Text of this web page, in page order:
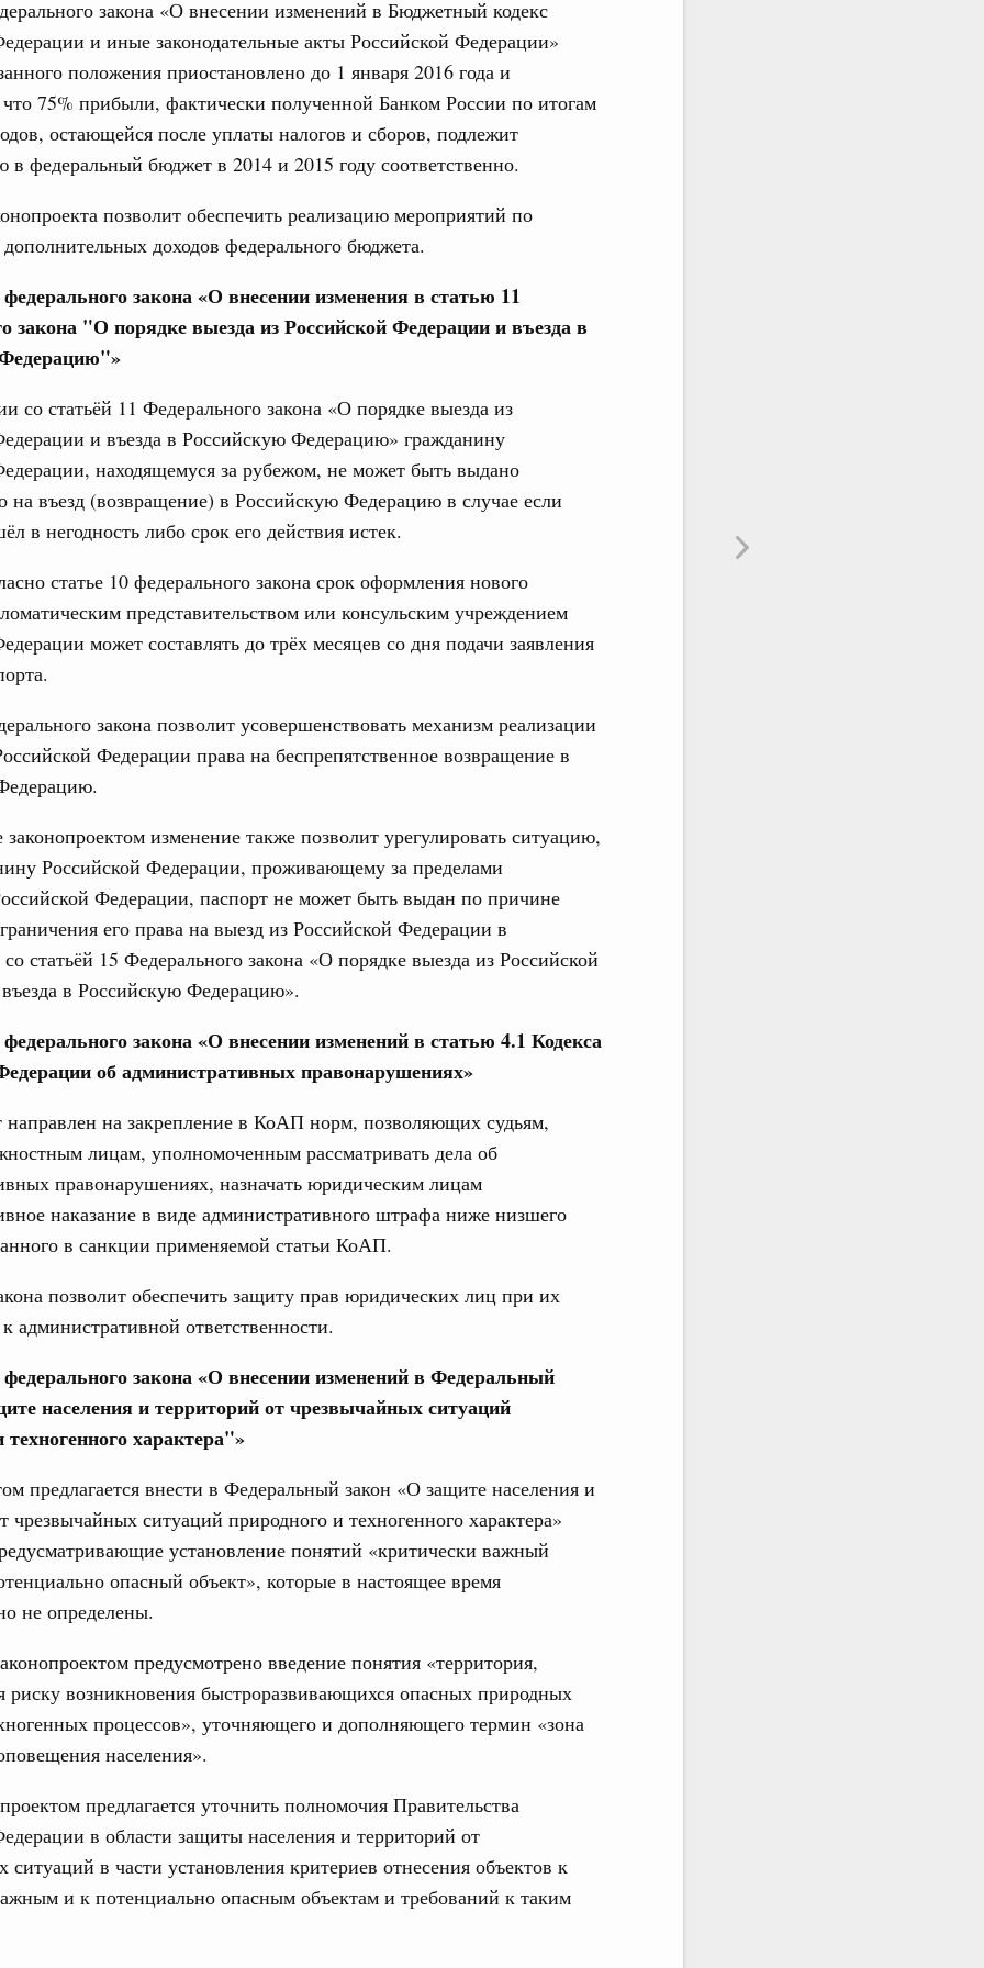
закона «О внесении изменений в Бюджетный кодекс
и иные законодательные акты Российской Федерации»
положения приостановлено до 1 января 2016 года и
что 75% прибыли, фактически полученной Банком России по итогам
остающейся после уплаты налогов и сборов, подлежит
в федеральный бюджет в 2014 и 2015 году соответственно.
позволит обеспечить реализацию мероприятий по
доходов федерального бюджета.
закона «О внесении изменения в статью 11
закона "О порядке выезда из Российской Федерации и въезда в
со статьёй 11 Федерального закона «О порядке выезда из
и въезда в Российскую Федерацию» гражданину
находящемуся за рубежом, не может быть выдано
на въезд (возвращение) в Российскую Федерацию в случае если
в негодность либо срок его действия истек.
статье 10 федерального закона срок оформления нового
представительством или консульским учреждением
может составлять до трёх месяцев со дня подачи заявления
закона позволит усовершенствовать механизм реализации
Федерации права на беспрепятственное возвращение в
законопроектом изменение также позволит урегулировать ситуацию,
Российской Федерации, проживающему за пределами
Федерации, паспорт не может быть выдан по причине
его права на выезд из Российской Федерации в
со статьёй 15 Федерального закона «О порядке выезда из Российской
в Российскую Федерацию».
закона «О внесении изменений в статью 4.1 Кодекса
об административных правонарушениях»
направлен на закрепление в КоАП норм, позволяющих судьям,
лицам, уполномоченным рассматривать дела об
правонарушениях, назначать юридическим лицам
наказание в виде административного штрафа ниже низшего
в санкции применяемой статьи КоАП.
позволит обеспечить защиту прав юридических лиц при их
административной ответственности.
закона «О внесении изменений в Федеральный
населения и территорий от чрезвычайных ситуаций
техногенного характера"»
предлагается внести в Федеральный закон «О защите населения и
чрезвычайных ситуаций природного и техногенного характера»
установление понятий «критически важный
опасный объект», которые в настоящее время
не определены.
предусмотрено введение понятия «территория,
риску возникновения быстроразвивающихся опасных природных
процессов», уточняющего и дополняющего термин «зона
населения».
предлагается уточнить полномочия Правительства
в области защиты населения и территорий от
ситуаций в части установления критериев отнесения объектов к
и к потенциально опасным объектам и требований к таким
с рабочим визитом Республику
воскресенье
переговоры с Премьер-министром
Республики Сонсаем Сипхандоном
июня, четверг
11 июня 2026 года
июня, среда
3 июня 2026 года
понедельник
Правительства Российской Федерации
литературы
28 мая 2026 года
примет участие в заседании Совета глав
Государств
21 мая 2026 года
воскресенье
Мишустин выступит на пленарной сессии
в России: цифровая трансформация
1
еще